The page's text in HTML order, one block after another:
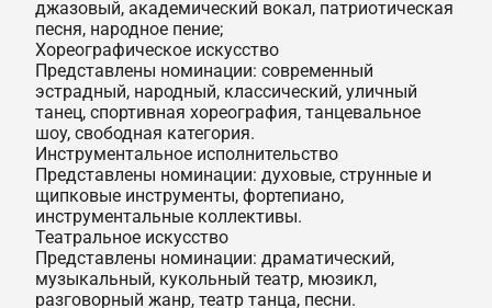
джазовый, академический вокал, патриотическая
песня, народное пение;
Хореографическое искусство
Представлены номинации: современный
эстрадный, народный, классический, уличный
танец, спортивная хореография, танцевальное
шоу, свободная категория.
Инструментальное исполнительство
Представлены номинации: духовые, струнные и
щипковые инструменты, фортепиано,
инструментальные коллективы.
Театральное искусство
Представлены номинации: драматический,
музыкальный, кукольный театр, мюзикл,
разговорный жанр, театр танца, песни.